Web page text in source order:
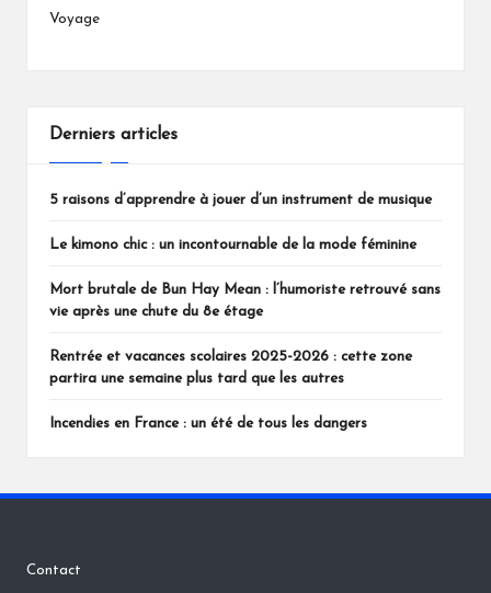
Voyage
Derniers articles
5 raisons d’apprendre à jouer d’un instrument de musique
Le kimono chic : un incontournable de la mode féminine
Mort brutale de Bun Hay Mean : l’humoriste retrouvé sans
vie après une chute du 8e étage
Rentrée et vacances scolaires 2025-2026 : cette zone
partira une semaine plus tard que les autres
Incendies en France : un été de tous les dangers
Contact